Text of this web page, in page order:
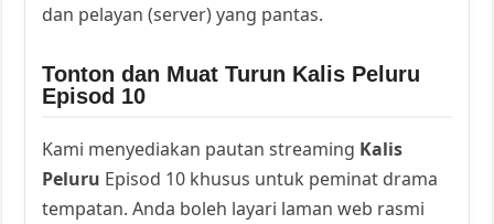
dan pelayan (server) yang pantas.
Tonton dan Muat Turun Kalis Peluru
Episod 10
Kami menyediakan pautan streaming Kalis
Peluru Episod 10 khusus untuk peminat drama
tempatan. Anda boleh layari laman web rasmi